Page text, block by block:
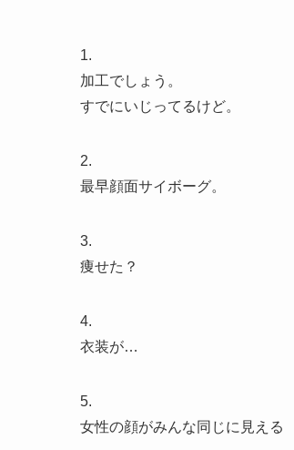
1.
加工でしょう。
すでにいじってるけど。
2.
最早顔面サイボーグ。
3.
痩せた？
4.
衣装が…
5.
女性の顔がみんな同じに見える